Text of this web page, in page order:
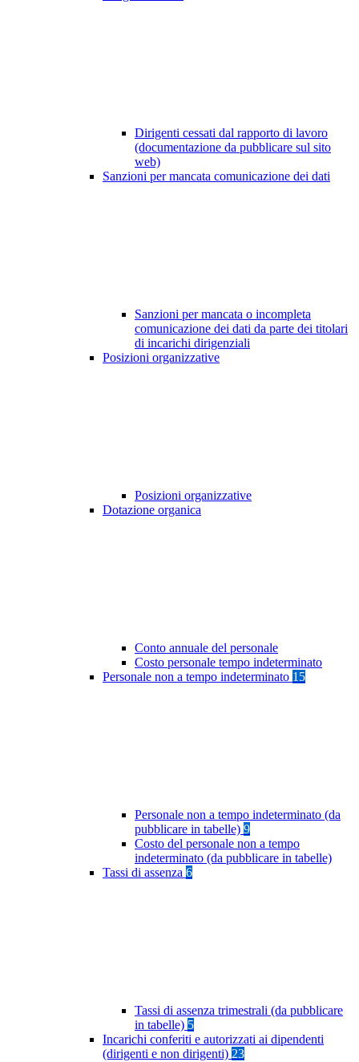
Dirigenti cessati dal rapporto di lavoro
(documentazione da pubblicare sul sito
web)
Sanzioni per mancata comunicazione dei dati
Sanzioni per mancata o incompleta
comunicazione dei dati da parte dei titolari
di incarichi dirigenziali
Posizioni organizzative
Posizioni organizzative
Dotazione organica
Conto annuale del personale
Costo personale tempo indeterminato
Personale non a tempo indeterminato 15
Personale non a tempo indeterminato (da
pubblicare in tabelle) 9
Costo del personale non a tempo
indeterminato (da pubblicare in tabelle)
Tassi di assenza 6
Tassi di assenza trimestrali (da pubblicare
in tabelle) 5
Incarichi conferiti e autorizzati ai dipendenti
(dirigenti e non dirigenti) 23